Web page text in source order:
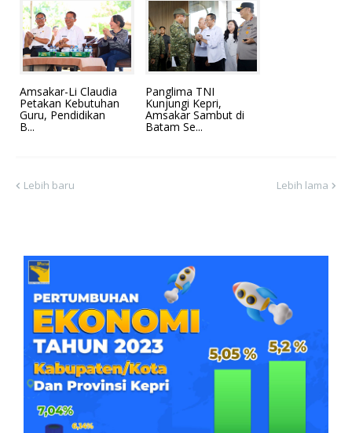
Amsakar-Li Claudia
Petakan Kebutuhan
Guru, Pendidikan
B...
Panglima TNI
Kunjungi Kepri,
Amsakar Sambut di
Batam Se...
Lebih baru Lebih lama